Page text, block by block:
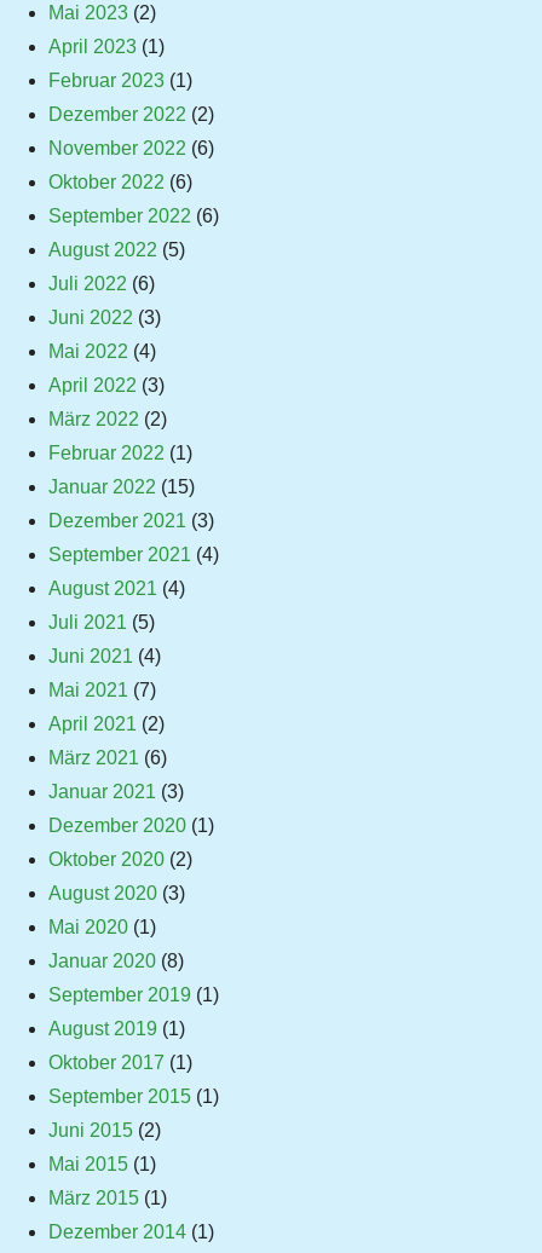
Mai 2023 (2)
April 2023 (1)
Februar 2023 (1)
Dezember 2022 (2)
November 2022 (6)
Oktober 2022 (6)
September 2022 (6)
August 2022 (5)
Juli 2022 (6)
Juni 2022 (3)
Mai 2022 (4)
April 2022 (3)
März 2022 (2)
Februar 2022 (1)
Januar 2022 (15)
Dezember 2021 (3)
September 2021 (4)
August 2021 (4)
Juli 2021 (5)
Juni 2021 (4)
Mai 2021 (7)
April 2021 (2)
März 2021 (6)
Januar 2021 (3)
Dezember 2020 (1)
Oktober 2020 (2)
August 2020 (3)
Mai 2020 (1)
Januar 2020 (8)
September 2019 (1)
August 2019 (1)
Oktober 2017 (1)
September 2015 (1)
Juni 2015 (2)
Mai 2015 (1)
März 2015 (1)
Dezember 2014 (1)